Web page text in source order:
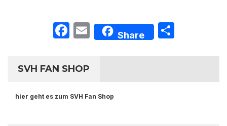
Facebook
EmailShare Teilen
SVH FAN SHOP
hier geht es zum SVH Fan Shop